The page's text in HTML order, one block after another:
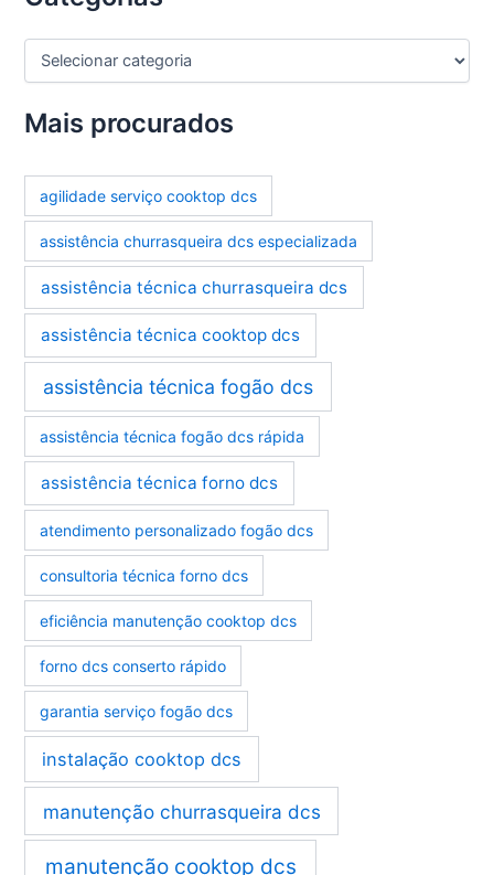
C
e
g
r
a
Mais procurados
agilidade serviço cooktop dcs
assistência churrasqueira dcs especializada
assistência técnica churrasqueira dcs
assistência técnica cooktop dcs
assistência técnica fogão dcs
assistência técnica fogão dcs rápida
assistência técnica forno dcs
atendimento personalizado fogão dcs
consultoria técnica forno dcs
eficiência manutenção cooktop dcs
forno dcs conserto rápido
garantia serviço fogão dcs
instalação cooktop dcs
manutenção churrasqueira dcs
manutenção cooktop dcs